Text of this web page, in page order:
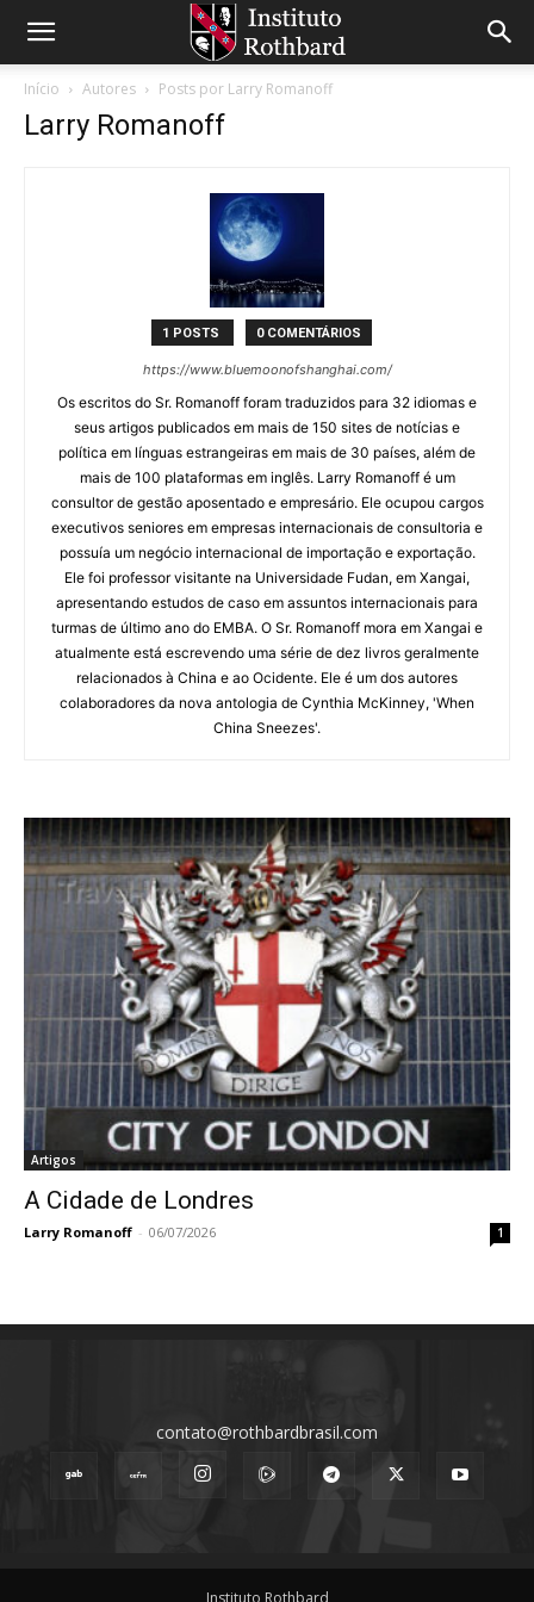
Início Autores Posts por Larry Romanoff
Larry Romanoff
1 POSTS 0 COMENTÁRIOS
https://www.bluemoonofshanghai.com/
Os escritos do Sr. Romanoff foram traduzidos para 32 idiomas e
seus artigos publicados em mais de 150 sites de notícias e
política em línguas estrangeiras em mais de 30 países, além de
mais de 100 plataformas em inglês. Larry Romanoff é um
consultor de gestão aposentado e empresário. Ele ocupou cargos
executivos seniores em empresas internacionais de consultoria e
possuía um negócio internacional de importação e exportação.
Ele foi professor visitante na Universidade Fudan, em Xangai,
apresentando estudos de caso em assuntos internacionais para
turmas de último ano do EMBA. O Sr. Romanoff mora em Xangai e
atualmente está escrevendo uma série de dez livros geralmente
relacionados à China e ao Ocidente. Ele é um dos autores
colaboradores da nova antologia de Cynthia McKinney, 'When
China Sneezes'.
Artigos
A Cidade de Londres
Larry Romanoff - 06/07/2026 1
contato@rothbardbrasil.com
Instituto Rothbard